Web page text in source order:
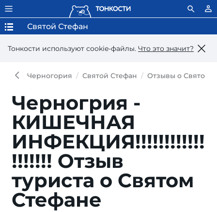
Тонкости используют сookie-файлы. Что это значит?
Святой Стефан
Черногория Святой Стефан Отзывы о Святом
Черногрия -
КИШЕЧНАЯ
ИНФЕКЦИЯ!!!!!!!!!!!!
!!!!!!! Отзыв
туриста о Святом
Стефане